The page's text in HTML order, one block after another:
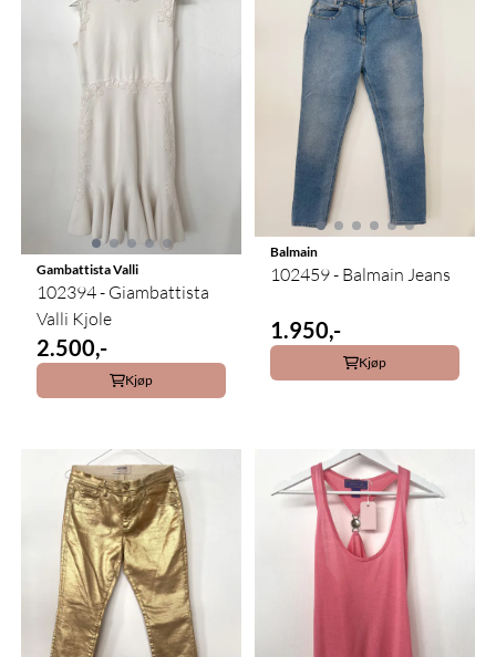
Gambattista Valli
102394 - Giambattista
Valli Kjole
2.500,-
Kjøp
Balmain
102459 - Balmain Jeans
1.950,-
Kjøp